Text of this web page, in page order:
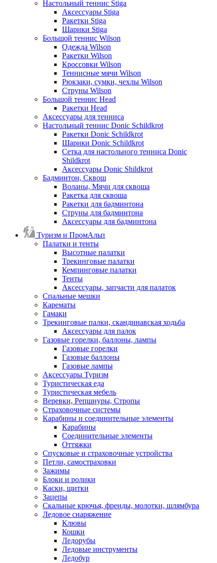
Настольный теннис Stiga
Аксессуары Stiga
Ракетки Stiga
Шарики Stiga
Большой теннис Wilson
Одежда Wilson
Ракетки Wilson
Кроссовки Wilson
Теннисные мячи Wilson
Рюкзаки, сумки, чехлы Wilson
Струны Wilson
Большой теннис Head
Ракетки Head
Аксессуары для тенниса
Настольный теннис Donic Schildkrot
Ракетки Donic Schildkrot
Шарики Donic Schildkrot
Сетка для настольного тенниса Donic
Shildkrot
Аксессуары Donic Shildkrot
Бадминтон, Сквош
Воланы, Мячи для сквоша
Ракетка для сквоша
Ракетки для бадминтона
Струны для бадминтона
Аксессуары для бадминтона
Туризм и ПромАльп
Палатки и тенты
Высотные палатки
Трекинговые палатки
Кемпинговые палатки
Тенты
Аксессуары, запчасти для палаток
Спальные мешки
Карематы
Гамаки
Трекинговые палки, скандинавская ходьба
Аксессуары для палок
Газовые горелки, баллоны, лампы
Газовые горелки
Газовые баллоны
Газовые лампы
Аксессуары Туризм
Туристическая еда
Туристическая мебель
Веревки, Репшнуры, Стропы
Страховочные системы
Карабины и соединительные элементы
Карабины
Соединительные элементы
Оттяжки
Спусковые и страховочные устройства
Петли, самостраховки
Зажимы
Блоки и ролики
Каски, щитки
Зацепы
Скальные крючья, френды, молотки, шлямбура
Ледовое снаряжение
Клювы
Кошки
Ледорубы
Ледовые инструменты
Ледобур